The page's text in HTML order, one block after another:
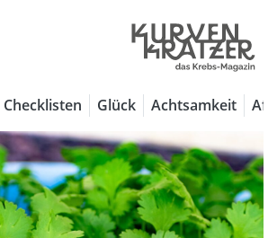
Checklisten Glück Achtsamkeit